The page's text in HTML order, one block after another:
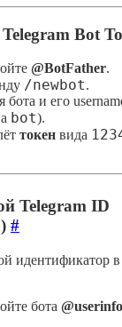
Bot
@BotFather.
/newbot.
и его
bot).
токен вида
Telegram ID
#
идентификатор в
бота